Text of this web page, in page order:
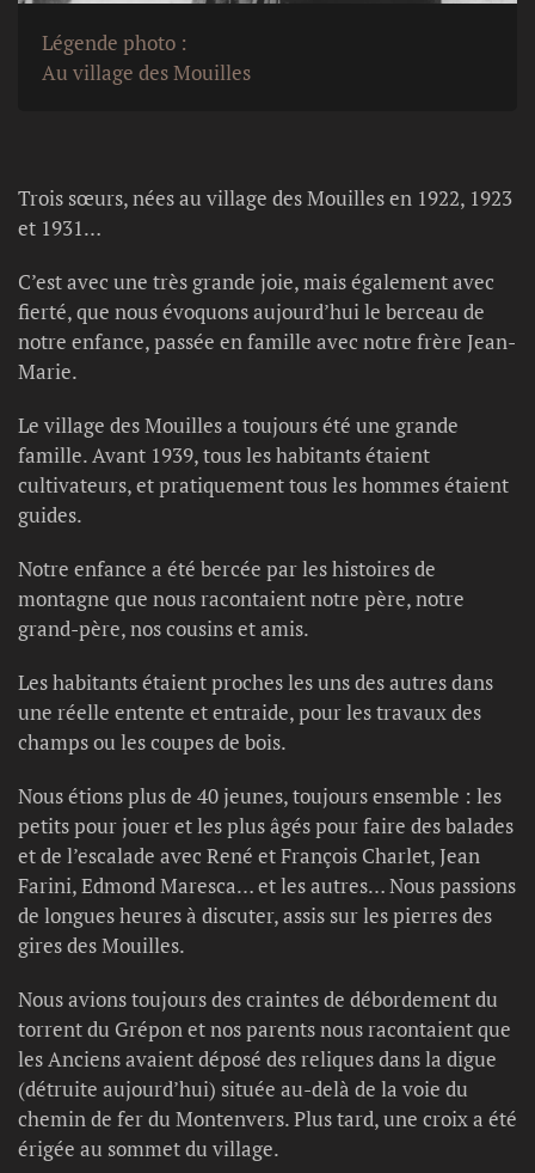
Légende photo :
Au village des Mouilles
Trois sœurs, nées au village des Mouilles en 1922, 1923
et 1931…
C’est avec une très grande joie, mais également avec
fierté, que nous évoquons aujourd’hui le berceau de
notre enfance, passée en famille avec notre frère Jean-
Marie.
Le village des Mouilles a toujours été une grande
famille. Avant 1939, tous les habitants étaient
cultivateurs, et pratiquement tous les hommes étaient
guides.
Notre enfance a été bercée par les histoires de
montagne que nous racontaient notre père, notre
grand-père, nos cousins et amis.
Les habitants étaient proches les uns des autres dans
une réelle entente et entraide, pour les travaux des
champs ou les coupes de bois.
Nous étions plus de 40 jeunes, toujours ensemble : les
petits pour jouer et les plus âgés pour faire des balades
et de l’escalade avec René et François Charlet, Jean
Farini, Edmond Maresca… et les autres… Nous passions
de longues heures à discuter, assis sur les pierres des
gires des Mouilles.
Nous avions toujours des craintes de débordement du
torrent du Grépon et nos parents nous racontaient que
les Anciens avaient déposé des reliques dans la digue
(détruite aujourd’hui) située au-delà de la voie du
chemin de fer du Montenvers. Plus tard, une croix a été
érigée au sommet du village.